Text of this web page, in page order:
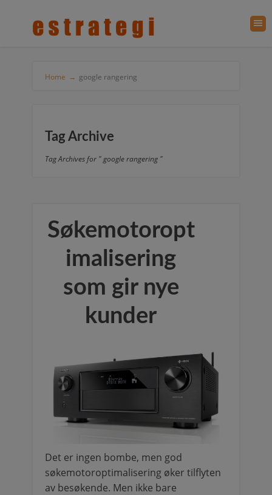
Home → google rangering
Tag Archive
Tag Archives for " google rangering "
Søkemotoropt
imalisering
som gir nye
kunder
Det er ingen bombe, men god
søkemotoroptimalisering øker tilflyten
av besøkende. Men ikke bare